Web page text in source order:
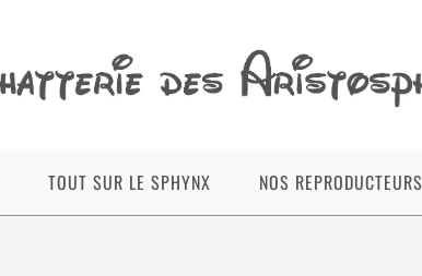
TOUT SUR LE SPHYNX NOS REPRODUCTEURS